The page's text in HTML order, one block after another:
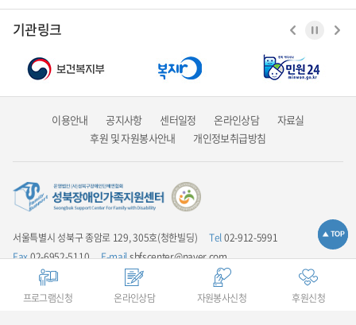
프로그램신청 온라인상담 자원봉사신청 후원신청
기관링크
이용안내 공지사항 센터일정 온라인상담
자료실
후원 및 자원봉사안내
개인정보취급방침
서울특별시 성북구 종암로 129, 305호(청한빌딩) Tel02-912-5991
Fax02-6952-5110 E-mailsbfscenter@naver.com
업무시간안내
평일 9:00 ~ 18:00 / 점심시간 12:00 ~ 13:00 / 주말 및 공휴일은
휴무입니다